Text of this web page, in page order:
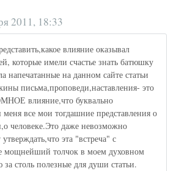
2011, 18:33
влияние оказывал
которые имели счастье знать батюшку
напечатанные на данном сайте статьи
письма,проповеди,наставления- это
влияние,что буквально
меня все мои тогдашние представления о
человеке.Это даже невозможно
эта "встреча" с
мощнейший толчок в моем духовном
за столь полезные для души статьи.